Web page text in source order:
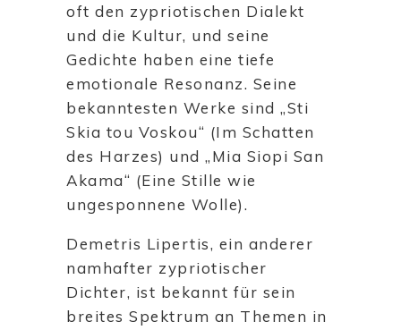
oft den zypriotischen Dialekt
und die Kultur, und seine
Gedichte haben eine tiefe
emotionale Resonanz. Seine
bekanntesten Werke sind „Sti
Skia tou Voskou“ (Im Schatten
des Harzes) und „Mia Siopi San
Akama“ (Eine Stille wie
ungesponnene Wolle).
Demetris Lipertis, ein anderer
namhafter zypriotischer
Dichter, ist bekannt für sein
breites Spektrum an Themen in